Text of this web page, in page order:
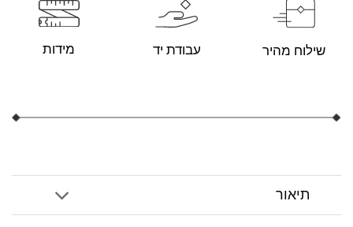
שילוח מהיר עבודת יד מידות
תיאור